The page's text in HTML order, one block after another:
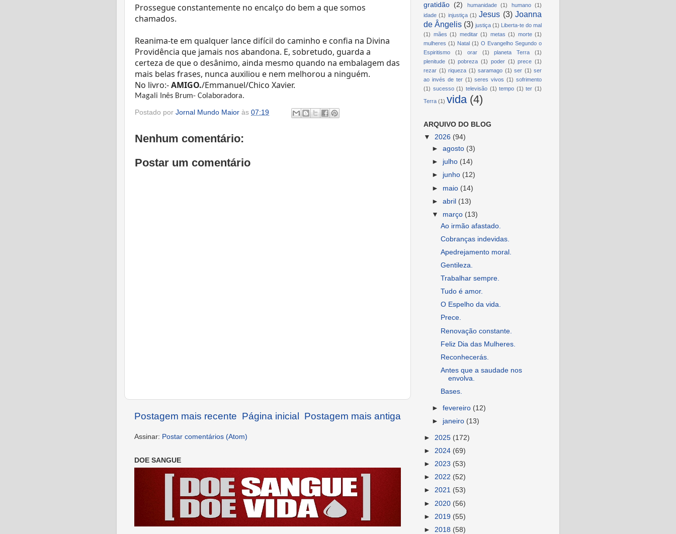
Prossegue constantemente no encalço do bem a que somos
chamados.
Reanima-te em qualquer lance difícil do caminho e confia na Divina
Providência que jamais nos abandona. E, sobretudo, guarda a
certeza de que o desânimo, ainda mesmo quando na embalagem das
mais belas frases, nunca auxiliou e nem melhorou a ninguém.
No livro:-AMIGO./Emmanuel/Chico Xavier.
Magali Inês Brum- Colaboradora.
Postado por Jornal Mundo Maior às 07:19
Nenhum comentário:
Postar um comentário
Postagem mais recente Postagem mais antiga
Página inicial
Assinar: Postar comentários (Atom)
DOE SANGUE
gratidão (2) humanidade (1) humano
(1)
idade (1) injustiça (1) Jesus (3) Joanna
de Ângelis (3) justiça (1)
Liberta-te do mal
(1) mães (1) meditar (1) metas (1) morte (1)
mulheres (1) Natal (1) O Evangelho Segundo o
Espiritismo
(1) orar (1) planeta Terra
(1)
plenitude (1) pobreza (1) poder (1) prece (1)
rezar (1) riqueza (1) saramago (1) ser (1) ser
ao invés de ter (1) seres vivos (1) sofrimento
(1) sucesso (1) televisão (1) tempo (1) ter (1)
Terra (1) vida (4)
ARQUIVO DO BLOG
▼ 2026 (94)
►agosto (3)
► julho (14)
► junho (12)
► maio (14)
►abril (13)
▼ março (13)
Ao irmão afastado.
Cobranças indevidas.
Apedrejamento moral.
Gentileza.
Trabalhar sempre.
Tudo é amor.
O Espelho da vida.
Prece.
Renovação constante.
Feliz Dia das Mulheres.
Reconhecerás.
Antes que a saudade nos
envolva.
Bases.
►fevereiro (12)
► janeiro (13)
► 2025 (172)
► 2024 (69)
► 2023 (53)
► 2022 (52)
► 2021 (53)
► 2020 (56)
► 2019 (55)
► 2018 (58)